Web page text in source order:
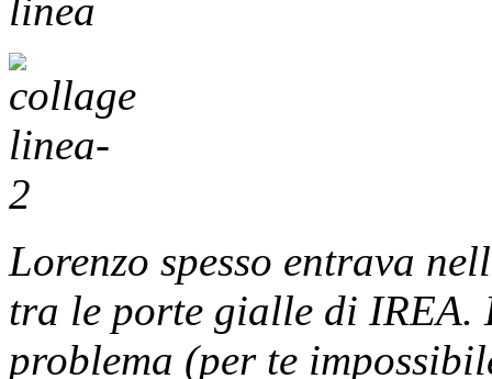
Lorenzo spesso entrava
tra le porte gialle di IREA.
problema (per te